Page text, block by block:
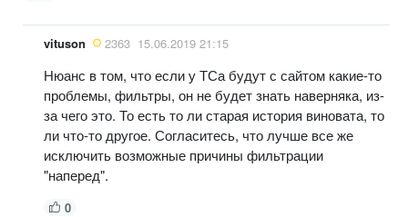
vituson 2363 15.06.2019 21:15
Нюанс в том, что если у ТСа будут с сайтом какие-то
проблемы, фильтры, он не будет знать наверняка, из-
за чего это. То есть то ли старая история виновата, то
ли что-то другое. Согласитесь, что лучше все же
исключить возможные причины фильтрации
"наперед".
0